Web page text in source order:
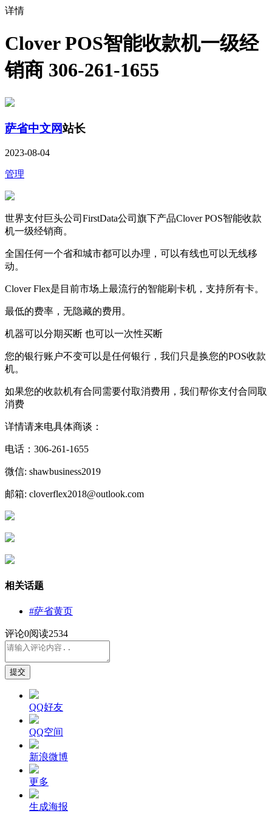
详情
Clover POS智能收款机一级经
销商 306-261-1655
萨省中文网站长
2023-08-04
管理
世界支付巨头公司FirstData公司旗下产品Clover POS智能收款
机一级经销商。
全国任何一个省和城市都可以办理，可以有线也可以无线移
动。
Clover Flex是目前市场上最流行的智能刷卡机，支持所有卡。
最低的费率，无隐藏的费用。
机器可以分期买断 也可以一次性买断
您的银行账户不变可以是任何银行，我们只是换您的POS收款
机。
如果您的收款机有合同需要付取消费用，我们帮你支付合同取
消费
详情请来电具体商谈：
电话：306-261-1655
微信: shawbusiness2019
邮箱: cloverflex2018@outlook.com
相关话题
#萨省黄页
评论0阅读2534
提交
QQ好友
QQ空间
新浪微博
更多
生成海报